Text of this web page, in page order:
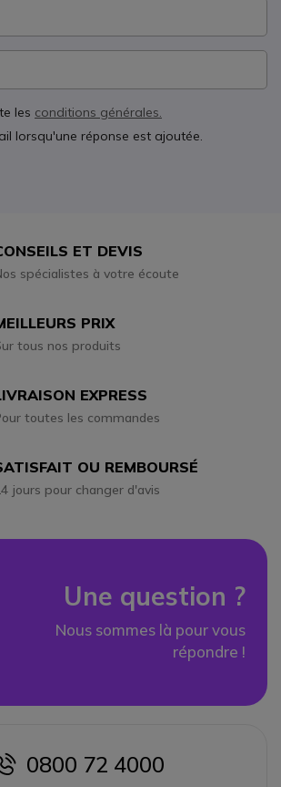
les conditions générales.
lorsqu'une réponse est ajoutée.
ET DEVIS
spécialistes à votre écoute
PRIX
tous nos produits
EXPRESS
toutes les commandes
OU REMBOURSÉ
jours pour changer d'avis
Une question ?
Nous sommes là pour vous
répondre !
icon
0800 72 4000